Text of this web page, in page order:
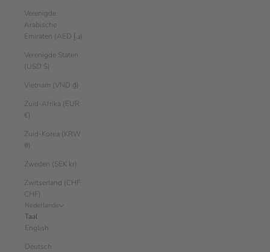
Verenigde
Arabische
Emiraten (AED د.إ)
Verenigde Staten
(USD $)
Vietnam (VND ₫)
Zuid-Afrika (EUR
€)
Zuid-Korea (KRW
₩)
Zweden (SEK kr)
Zwitserland (CHF
CHF)
Nederlands
Taal
English
Deutsch